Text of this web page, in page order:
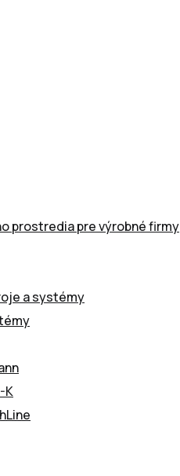
prostredia pre výrobné firmy
a systémy
K